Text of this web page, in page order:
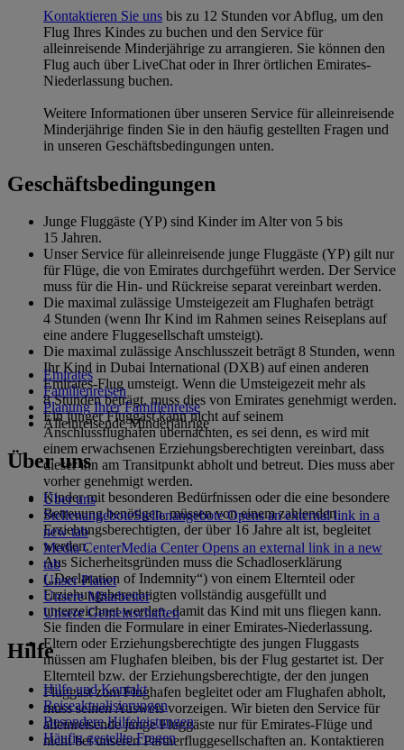
Kontaktieren Sie uns bis zu 12 Stunden vor Abflug, um den
Flug Ihres Kindes zu buchen und den Service für
alleinreisende Minderjährige zu arrangieren. Sie können den
Flug auch über LiveChat oder in Ihrer örtlichen Emirates-
Niederlassung buchen.
Weitere Informationen über unseren Service für alleinreisende
Minderjährige finden Sie in den häufig gestellten Fragen und
in unseren Geschäftsbedingungen unten.
Geschäftsbedingungen
Junge Fluggäste (YP) sind Kinder im Alter von 5 bis
15 Jahren.
Unser Service für alleinreisende junge Fluggäste (YP) gilt nur
für Flüge, die von Emirates durchgeführt werden. Der Service
muss für die Hin- und Rückreise separat vereinbart werden.
Die maximal zulässige Umsteigezeit am Flughafen beträgt
4 Stunden (wenn Ihr Kind im Rahmen seines Reiseplans auf
eine andere Fluggesellschaft umsteigt).
Die maximal zulässige Anschlusszeit beträgt 8 Stunden, wenn
Ihr Kind in Dubai International (DXB) auf einen anderen
Emirates-Flug umsteigt. Wenn die Umsteigezeit mehr als
8 Stunden beträgt, muss dies von Emirates genehmigt werden.
Ein junger Fluggast kann nicht auf seinem
Anschlussflughafen übernachten, es sei denn, es wird mit
einem erwachsenen Erziehungsberechtigten vereinbart, dass
dieser ihn am Transitpunkt abholt und betreut. Dies muss aber
vorher genehmigt werden.
Kinder mit besonderen Bedürfnissen oder die eine besondere
Betreuung benötigen, müssen von einem zahlenden
Erziehungsberechtigten, der über 16 Jahre alt ist, begleitet
werden.
Aus Sicherheitsgründen muss die Schadloserklärung
(„Declaration of Indemnity“) von einem Elternteil oder
Erziehungsberechtigten vollständig ausgefüllt und
unterzeichnet werden, damit das Kind mit uns fliegen kann.
Sie finden die Formulare in einer Emirates-Niederlassung.
Eltern oder Erziehungsberechtigte des jungen Fluggasts
müssen am Flughafen bleiben, bis der Flug gestartet ist. Der
Elternteil bzw. der Erziehungsberechtigte, der den jungen
Fluggast zum Flughafen begleitet oder am Flughafen abholt,
muss seinen Ausweis vorzeigen. Wir bieten den Service für
alleinreisende junge Fluggäste nur für Emirates-Flüge und
nicht bei unseren Partnerfluggesellschaften an. Kontaktieren
Emirates
Familienreisen
Planung Ihrer Familienreise
Alleinreisende Minderjährige
Über uns
Über uns
StellenangeboteStellenangebote Opens an external link in a
new tab
Media CenterMedia Center Opens an external link in a new
tab
Unser Planet
Unsere Mitarbeiter
Unsere Gemeinschaften
Hilfe
Hilfe und Kontakt
Reiseaktualisierungen
Besondere Hilfeleistungen
Häufig gestellte Fragen